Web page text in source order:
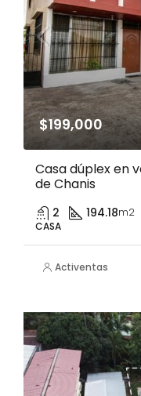
$199,000
Casa dúplex en
de Chanis
2 194.18m2
CASA
Activentas